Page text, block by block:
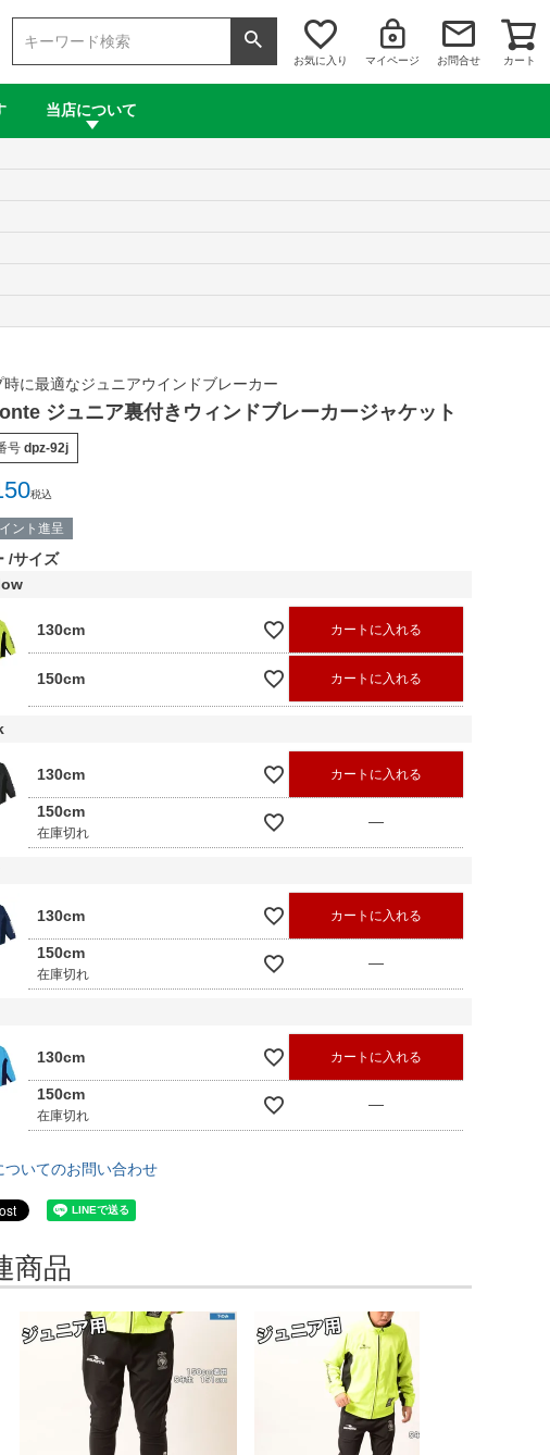
お気に入り マイページ お問合せ カート
当店について
時に最適なジュニアウインドブレーカー
ジュニア裏付きウィンドブレーカージャケット
号 dpz-92j
税込
ント進呈
サイズ
130cm カートに入れる
150cm カートに入れる
130cm カートに入れる
150cm
在庫切れ
—
130cm カートに入れる
150cm
在庫切れ
—
130cm カートに入れる
150cm
在庫切れ
—
ついてのお問い合わせ
商品